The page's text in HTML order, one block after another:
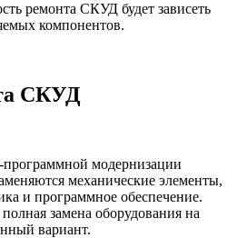
ремонта СКУД будет зависеть
компонентов.
СКУД
программной модернизации
механические элементы,
и программное обеспечение.
замена оборудования на
вариант.